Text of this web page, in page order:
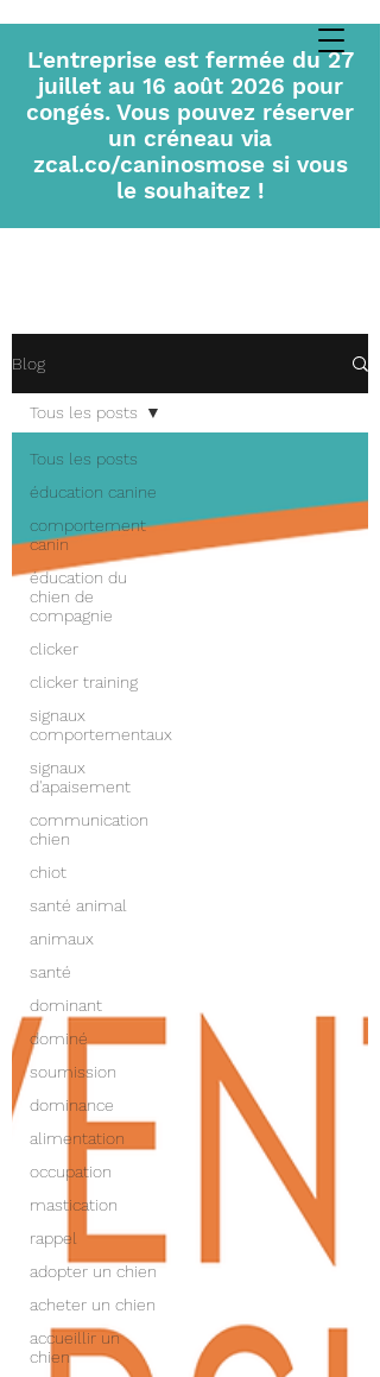
L'entreprise est fermée du 27
juillet au 16 août 2026 pour
congés. Vous pouvez réserver
un créneau via
zcal.co/caninosmose si vous
le souhaitez !
Blog
Tous les posts
éducation canine
comportement
canin
éducation du
chien de
compagnie
clicker
clicker training
signaux
comportementaux
signaux
d'apaisement
communication
chien
chiot
santé animal
animaux
santé
dominant
dominé
soumission
dominance
alimentation
occupation
mastication
rappel
adopter un chien
acheter un chien
accueillir un
chien
Tous les posts